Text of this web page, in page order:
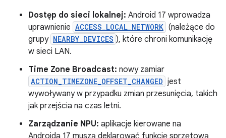
Dostęp do sieci lokalnej: Android 17 wprowadza
uprawnienie ACCESS_LOCAL_NETWORK (należące do
grupy NEARBY_DEVICES ), które chroni komunikację
w sieci LAN.
Time Zone Broadcast: nowy zamiar
ACTION_TIMEZONE_OFFSET_CHANGED jest
wywoływany w przypadku zmian przesunięcia, takich
jak przejścia na czas letni.
Zarządzanie NPU: aplikacje kierowane na
Androida 17 muszą deklarować funkcję sprzętową